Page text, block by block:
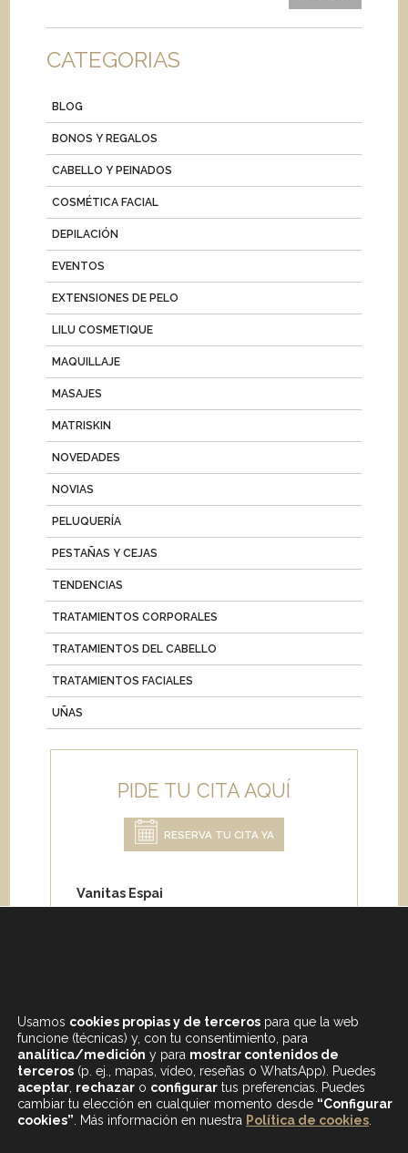
CATEGORIAS
BLOG
BONOS Y REGALOS
CABELLO Y PEINADOS
COSMÉTICA FACIAL
DEPILACIÓN
EVENTOS
EXTENSIONES DE PELO
LILU COSMETIQUE
MAQUILLAJE
MASAJES
MATRISKIN
NOVEDADES
NOVIAS
PELUQUERÍA
PESTAÑAS Y CEJAS
TENDENCIAS
TRATAMIENTOS CORPORALES
TRATAMIENTOS DEL CABELLO
TRATAMIENTOS FACIALES
UÑAS
PIDE TU CITA AQUÍ
RESERVA TU CITA YA
Vanitas Espai
Carrer de Paris 204
Usamos cookies propias y de terceros para que la web
funcione (técnicas) y, con tu consentimiento, para
analítica/medición y para mostrar contenidos de
terceros (p. ej., mapas, vídeo, reseñas o WhatsApp). Puedes
aceptar rechazar o configurar tus preferencias. Puedes
cambiar tu elección en cualquier momento desde “Configurar
cookies” . Más información en nuestra Política de cookies